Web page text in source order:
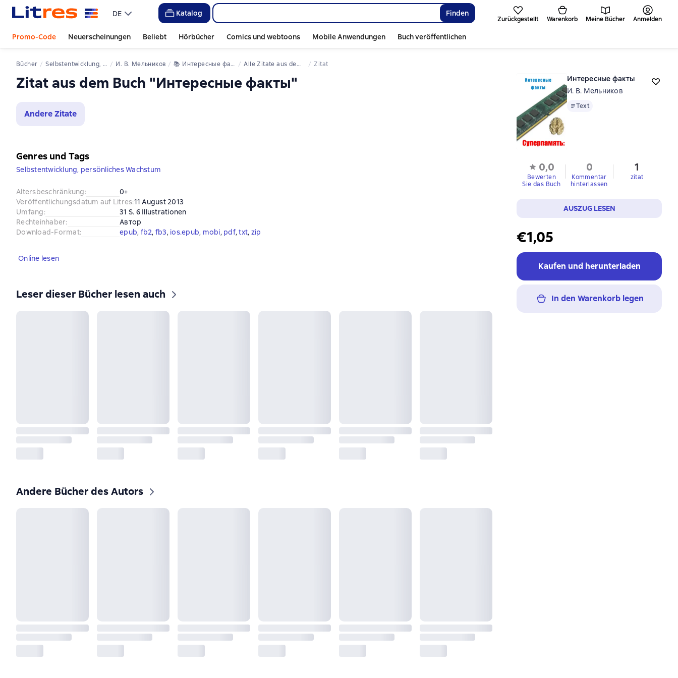
DE Katalog Finden
Zurückgestellt Warenkorb Meine Bücher Anmelden
Promo-Code Neuerscheinungen Beliebt Hörbücher Comics und webtoons Mobile Anwendungen Buch veröffentlichen
Bücher Selbstentwicklung, persönliches Wachstum И. В. Мельников 📚 Интересные факты Alle Zitate aus dem Buch Zitat
Zitat aus dem Buch "Интересные факты"
Andere Zitate
Интересные факты
И. В. Мельников
TextText
0,0
Bewerten
Sie das Buch
0
Kommentar
hinterlassen
1
zitat
AUSZUG LESEN
€1,05
Kaufen und herunterladen
In den Warenkorb legen
Genres und Tags
Selbstentwicklung, persönliches Wachstum
Altersbeschränkung:
0+
Veröffentlichungsdatum auf Litres:11 August 2013
Umfang:
31 S. 6 Illustrationen
Rechteinhaber:
Автор
Download-Format: epub, fb2, fb3, ios.epub, mobi, pdf, txt, zip
Online lesen
Leser dieser Bücher lesen auch
Andere Bücher des Autors